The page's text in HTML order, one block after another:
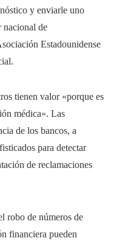
y enviarle uno
nacional de
Estadounidense
tienen valor «porque es
médica». Las
de los bancos, a
para detectar
de reclamaciones
robo de números de
financiera pueden